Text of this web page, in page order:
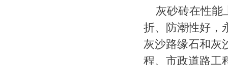
灰砂砖在性能
折、防潮性好，
灰沙路缘石和灰
程、市政道路工